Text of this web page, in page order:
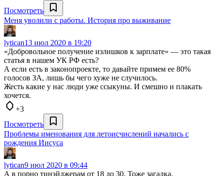
Посмотреть
Меня уволили с работы. История про выживание
lytican13 июл 2020 в 19:20
«Добровольное получение излишков к зарплате» — это такая
статья в нашем УК РФ есть?
А если есть в законопроекте, то давайте примем ее 80%
голосов ЗА, лишь бы чего хуже не случилось.
Жесть какие у нас люди уже ссыкуны. И смешно и плакать
хочется.
+3
Посмотреть
Проблемы именования для летоисчислений начались с
рождения Иисуса
lytican9 июл 2020 в 09:44
А в порно тинэйджерам от 18 до 30. Тоже загадка.